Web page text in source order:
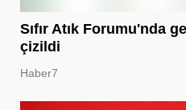
Sıfır Atık Forumu'nda
çizildi
Haber7